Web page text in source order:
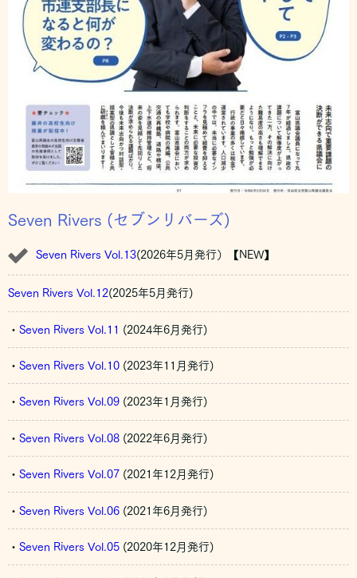
Seven Rivers (セブンリバーズ)
Seven Rivers Vol.13(2026年5月発行）【NEW】
Seven Rivers Vol.12(2025年5月発行)
・ Seven Rivers Vol.11 (2024年6月発行)
・ Seven Rivers Vol.10 (2023年11月発行)
・ Seven Rivers Vol.09 (2023年1月発行)
・ Seven Rivers Vol.08 (2022年6月発行)
・ Seven Rivers Vol.07 (2021年12月発行)
・ Seven Rivers Vol.06 (2021年6月発行)
・ Seven Rivers Vol.05 (2020年12月発行)